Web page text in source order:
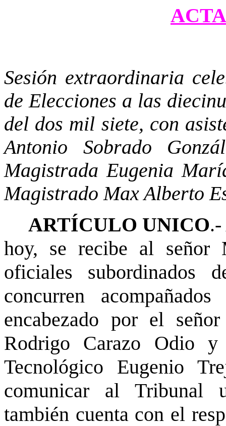
ACTA
Sesión extraordinaria
de Elecciones a las
del dos mil siete, con
Antonio Sobrado
Magistrada Eugenia
Magistrado Max Alberto
ARTÍCULO UNICO
hoy, se recibe al señor
oficiales subordinados
concurren
encabezado por el
Rodrigo Carazo Odio
Tecnológico Eugenio
comunicar al Tribunal
también cuenta con el